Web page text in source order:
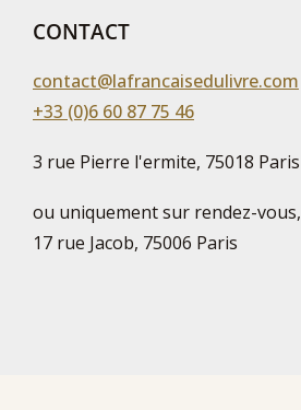
CONTACT
contact@lafrancaisedulivre.com
+33 (0)6 60 87 75 46
3 rue Pierre l'ermite, 75018 Paris
ou uniquement sur rendez-vous,
17 rue Jacob, 75006 Paris